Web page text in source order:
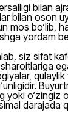
bilan
bilan oson
mos bo‘lib,
yordam
siz sifat
yoki o‘zingiz
darajada